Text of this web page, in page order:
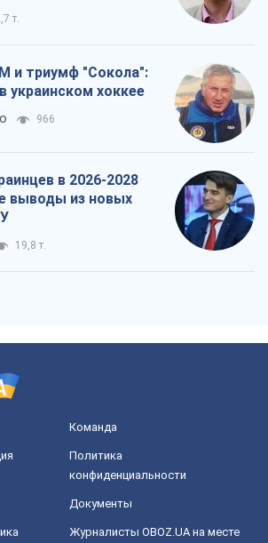
т.
и триумф "Сокола":
украинском хоккее
966
в 2026-2028
выводы из новых
19,8 т.
Команда
Политика
конфиденциальности
Документы
Журналисты OBOZ.UA на месте